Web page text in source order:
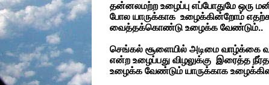
தன்னலமற்ற உழைப்பு எப்போதுமே ஒரு
போல யாருக்காக உழைக்கின்றோம்
வைத்தக்கொண்டு உழைக்க வேண்டும்..
செங்கல் சூளையில் அடிமை வாழ்க்கை
என்ற உழைப்பது விழலுக்கு இரைத்த
உழைக்க வேண்டும் யாருக்காக